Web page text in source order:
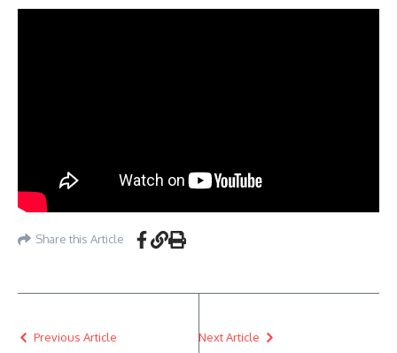
Share this Article
Previous Article Next Article